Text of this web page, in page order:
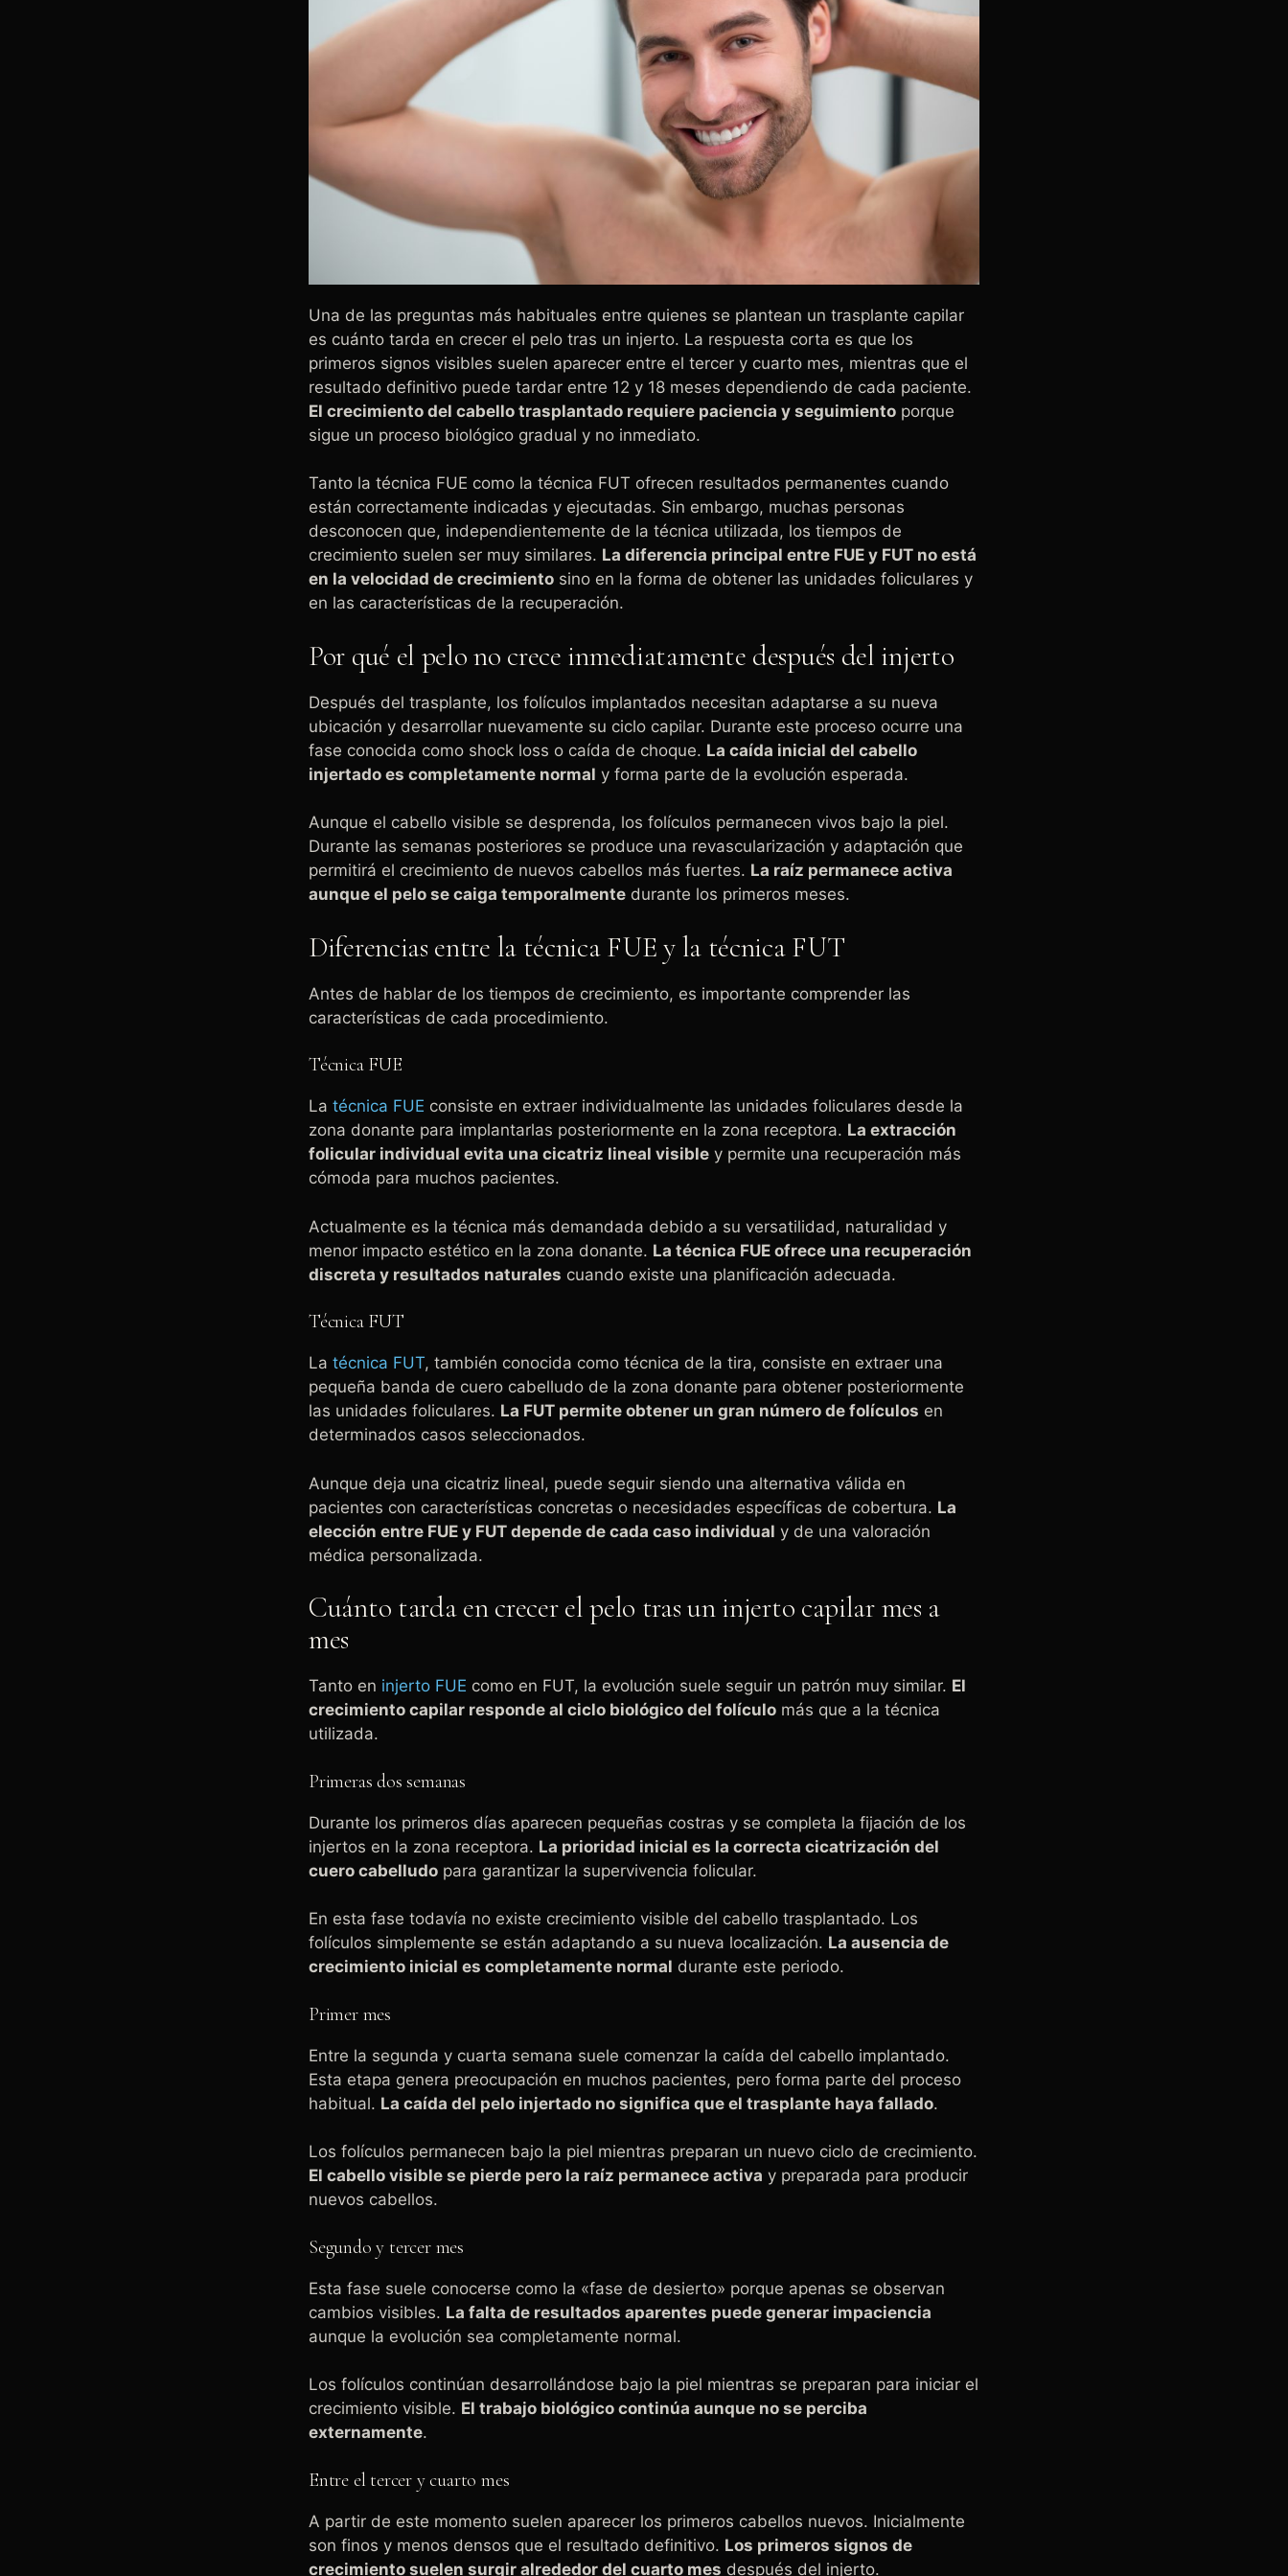
Una de las preguntas más habituales entre quienes se plantean un trasplante capilar
es cuánto tarda en crecer el pelo tras un injerto. La respuesta corta es que los
primeros signos visibles suelen aparecer entre el tercer y cuarto mes, mientras que el
resultado definitivo puede tardar entre 12 y 18 meses dependiendo de cada paciente.
El crecimiento del cabello trasplantado requiere paciencia y seguimiento porque
sigue un proceso biológico gradual y no inmediato.
Tanto la técnica FUE como la técnica FUT ofrecen resultados permanentes cuando
están correctamente indicadas y ejecutadas. Sin embargo, muchas personas
desconocen que, independientemente de la técnica utilizada, los tiempos de
crecimiento suelen ser muy similares. La diferencia principal entre FUE y FUT no está
en la velocidad de crecimiento sino en la forma de obtener las unidades foliculares y
en las características de la recuperación.
Por qué el pelo no crece inmediatamente después del injerto
Después del trasplante, los folículos implantados necesitan adaptarse a su nueva
ubicación y desarrollar nuevamente su ciclo capilar. Durante este proceso ocurre una
fase conocida como shock loss o caída de choque. La caída inicial del cabello
injertado es completamente normal y forma parte de la evolución esperada.
Aunque el cabello visible se desprenda, los folículos permanecen vivos bajo la piel.
Durante las semanas posteriores se produce una revascularización y adaptación que
permitirá el crecimiento de nuevos cabellos más fuertes. La raíz permanece activa
aunque el pelo se caiga temporalmente durante los primeros meses.
Diferencias entre la técnica FUE y la técnica FUT
Antes de hablar de los tiempos de crecimiento, es importante comprender las
características de cada procedimiento.
Técnica FUE
La técnica FUE consiste en extraer individualmente las unidades foliculares desde la
zona donante para implantarlas posteriormente en la zona receptora. La extracción
folicular individual evita una cicatriz lineal visible y permite una recuperación más
cómoda para muchos pacientes.
Actualmente es la técnica más demandada debido a su versatilidad, naturalidad y
menor impacto estético en la zona donante. La técnica FUE ofrece una recuperación
discreta y resultados naturales cuando existe una planificación adecuada.
Técnica FUT
La técnica FUT, también conocida como técnica de la tira, consiste en extraer una
pequeña banda de cuero cabelludo de la zona donante para obtener posteriormente
las unidades foliculares. La FUT permite obtener un gran número de folículos en
determinados casos seleccionados.
Aunque deja una cicatriz lineal, puede seguir siendo una alternativa válida en
pacientes con características concretas o necesidades específicas de cobertura. La
elección entre FUE y FUT depende de cada caso individual y de una valoración
médica personalizada.
Cuánto tarda en crecer el pelo tras un injerto capilar mes a
mes
Tanto en injerto FUE como en FUT, la evolución suele seguir un patrón muy similar. El
crecimiento capilar responde al ciclo biológico del folículo más que a la técnica
utilizada.
Primeras dos semanas
Durante los primeros días aparecen pequeñas costras y se completa la fijación de los
injertos en la zona receptora. La prioridad inicial es la correcta cicatrización del
cuero cabelludo para garantizar la supervivencia folicular.
En esta fase todavía no existe crecimiento visible del cabello trasplantado. Los
folículos simplemente se están adaptando a su nueva localización. La ausencia de
crecimiento inicial es completamente normal durante este periodo.
Primer mes
Entre la segunda y cuarta semana suele comenzar la caída del cabello implantado.
Esta etapa genera preocupación en muchos pacientes, pero forma parte del proceso
habitual. La caída del pelo injertado no significa que el trasplante haya fallado.
Los folículos permanecen bajo la piel mientras preparan un nuevo ciclo de crecimiento.
El cabello visible se pierde pero la raíz permanece activa y preparada para producir
nuevos cabellos.
Segundo y tercer mes
Esta fase suele conocerse como la «fase de desierto» porque apenas se observan
cambios visibles. La falta de resultados aparentes puede generar impaciencia
aunque la evolución sea completamente normal.
Los folículos continúan desarrollándose bajo la piel mientras se preparan para iniciar el
crecimiento visible. El trabajo biológico continúa aunque no se perciba
externamente.
Entre el tercer y cuarto mes
A partir de este momento suelen aparecer los primeros cabellos nuevos. Inicialmente
son finos y menos densos que el resultado definitivo. Los primeros signos de
crecimiento suelen surgir alrededor del cuarto mes después del injerto.